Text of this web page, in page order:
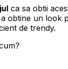
ca sa obtii
obtine un look
de trendy.